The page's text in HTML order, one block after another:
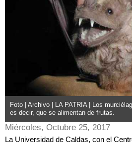
Foto | Archivo | LA PATRIA | Los
es decir, que se alimentan de frutas.
Miércoles, Octubre 25, 2017
La Universidad de Caldas, con el